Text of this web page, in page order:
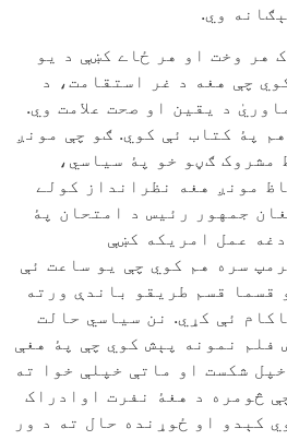
وي.
هر وخت او هر ځاے کښې د يو
چې هغه د غر استقامت، د
د يقين او صحت علامت وي.
پۀ کتاب ئې کوي. ګو چې مونږ
مشروک ګڼو خو پۀ سياسي،
مونږ هغه نظرانداز کولے
جمهور رئيس د امتحان پۀ
عمل امريکه کښې
سره هم کوي چې يو ساعت ئې
قسما قسم طريقو باندې ورته
ئې کړي. نن سياسي حالت
فلم نمونه پېش کوي چې پۀ هغې
شکست او ماتې خپلې خوا ته
څومره د هغۀ نفرت اوادراک
کېدو او ځوړنده حال ته د ور